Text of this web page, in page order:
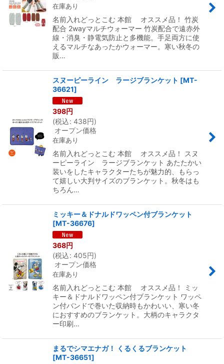
在庫あり
名前入れどっとこむ 本館 オススメ品！ 竹炭
配合 2wayマルチウォーマー 竹炭配合で遠赤外
線・消臭・静電気防止と多機能。手足両方に使
えるマルチなあったかウォーマー。寒い秋冬の
販…
スヌーピーライン ラージブランケット [MT-
36621]
398円
(税込: 438円)
オープン価格
在庫あり
名前入れどっとこむ 本館 オススメ品！ スヌ
ーピーライン ラージブランケット あたたかい
装いをしたキャラクターたちが魅力的、もらっ
て嬉しい大判サイズのブランケット。秋冬はも
ちろん…
ミッキー＆ドナルドワッペン付ブランケット
[MT-36676]
368円
(税込: 405円)
オープン価格
在庫あり
名前入れどっとこむ 本館 オススメ品！ ミッ
キー＆ドナルドワッペン付ブランケット ワッペ
ン付バンドで巻いた収納時もかわいい、寒い冬
におすすめのブランケット。大柄のキャラクタ
ー印刷…
まるでシマエナガ！ くるくるブランケット
[MT-36651]